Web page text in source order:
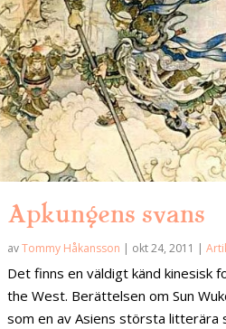
Apkungens svans
avTommy Håkansson | okt 24, 2011 |
Det finns en väldigt känd kinesisk
the West. Berättelsen om Sun
som en av Asiens största litterära